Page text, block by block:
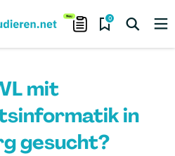
0
mit
in
gesucht?